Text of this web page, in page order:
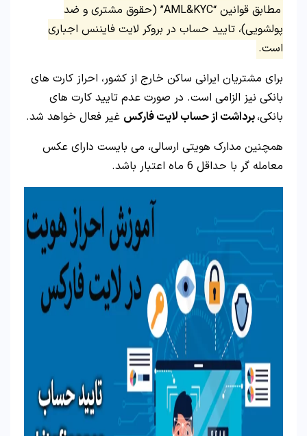
مطابق قوانین “AML&KYC” (حقوق مشتری و ضد
پولشویی)، تایید حساب در بروکر لایت فایننس اجباری
است.
برای مشتریان ایرانی ساکن خارج از کشور، احراز کارت های
بانکی نیز الزامی است. در صورت عدم تایید کارت های
بانکی،برداشت از حساب لایت فارکس غیر فعال خواهد شد.
همچنین مدارک هویتی ارسالی، می بایست دارای عکس
معامله گر با حداقل 6 ماه اعتبار باشد.